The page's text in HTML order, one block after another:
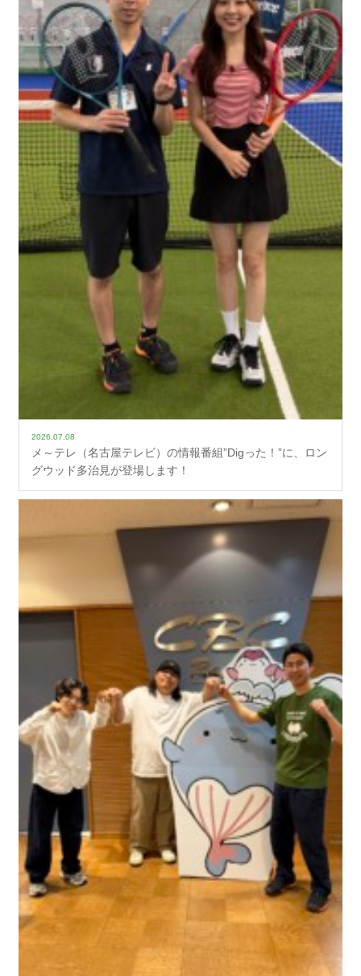
2026.07.08
メ～テレ（名古屋テレビ）の情報番組”Digった！”に、ロン
グウッド多治見が登場します！